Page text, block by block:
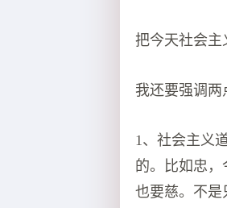
把今天社会主
我还要强调两
1、社会主义
的。比如忠
也要慈。不是